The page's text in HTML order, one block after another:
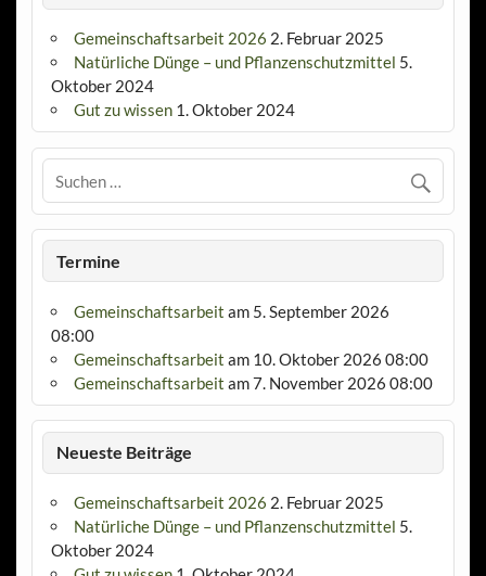
Gemeinschaftsarbeit 2026 2. Februar 2025
Natürliche Dünge – und Pflanzenschutzmittel 5.
Oktober 2024
Gut zu wissen 1. Oktober 2024
Termine
Gemeinschaftsarbeit am 5. September 2026
08:00
Gemeinschaftsarbeit am 10. Oktober 2026 08:00
Gemeinschaftsarbeit am 7. November 2026 08:00
Neueste Beiträge
Gemeinschaftsarbeit 2026 2. Februar 2025
Natürliche Dünge – und Pflanzenschutzmittel 5.
Oktober 2024